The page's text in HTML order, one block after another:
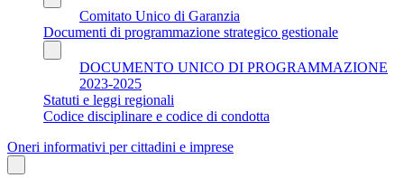
Comitato Unico di Garanzia
Documenti di programmazione strategico gestionale
DOCUMENTO UNICO DI PROGRAMMAZIONE
2023-2025
Statuti e leggi regionali
Codice disciplinare e codice di condotta
Oneri informativi per cittadini e imprese